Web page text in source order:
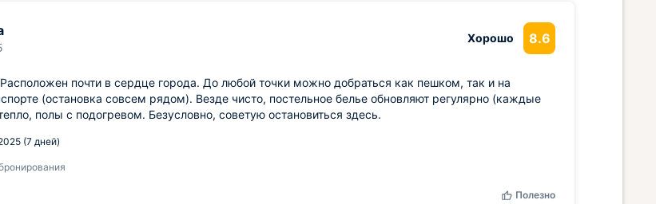
Хорошо 8.6
почти в сердце города. До любой точки можно добраться как пешком, так и на
(остановка совсем рядом). Везде чисто, постельное белье обновляют регулярно (каждые
полы с подогревом. Безусловно, советую остановиться здесь.
(7 дней)
Полезно